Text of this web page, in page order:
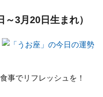
3月20日生まれ）
事でリフレッシュを！